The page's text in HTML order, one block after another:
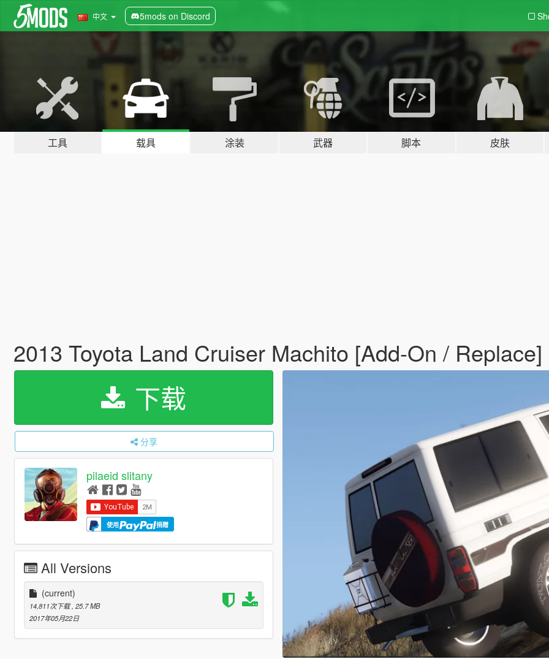
中文 5mods on Discord
工具 载具 涂装 武器 脚本 皮肤
2013 Toyota Land Cruiser Machito [Add-On / Replace]
下载
分享
pilaeid slitany
使用 捐赠
All Versions
(current)
14,811次下载, 25.7 MB
2017年05月22日